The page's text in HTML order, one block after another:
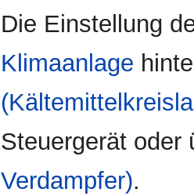
Die Einstellung
Klimaanlage
Steuergerät oder
Verdampfer).